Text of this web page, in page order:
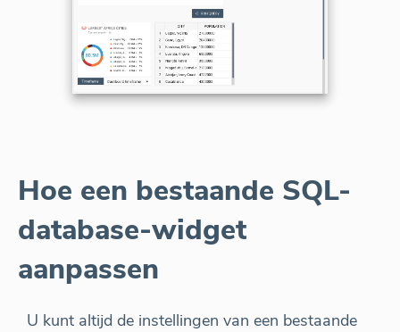
Hoe een bestaande SQL-
database-widget
aanpassen
U kunt altijd de instellingen van een bestaande